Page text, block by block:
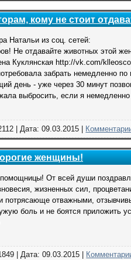
кому не стоит
Натальи из соц. сетей:
Не отдавайте животных этой
Куклянская http://vk.com/
забрать немедленно
день - уже через 30 минут
выбросить, если я
| Дата:09.03.2015
женщины!
От всей души
жизненных сил,
потрясающе отважными,
боль и не боятся приложить
| Дата:09.03.2015